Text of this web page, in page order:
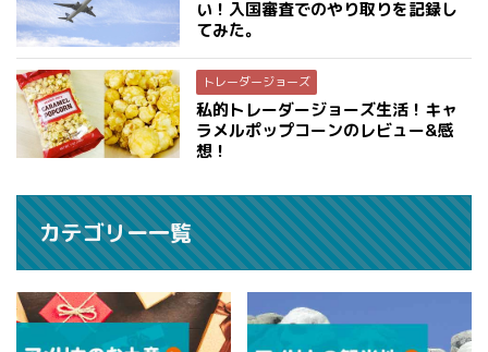
い！入国審査でのやり取りを記録し
てみた。
トレーダージョーズ
私的トレーダージョーズ生活！キャ
ラメルポップコーンのレビュー&感
想！
カテゴリー一覧